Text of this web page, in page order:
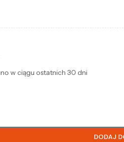
w ciągu ostatnich 30 dni
DODAJ